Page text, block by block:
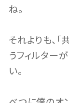
ね。
それよりも、
うフィルター
い。